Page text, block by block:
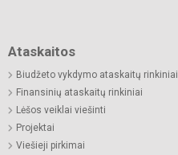
Ataskaitos
Biudžeto vykdymo ataskaitų rinkiniai
Finansinių ataskaitų rinkiniai
Lėšos veiklai viešinti
Projektai
Viešieji pirkimai